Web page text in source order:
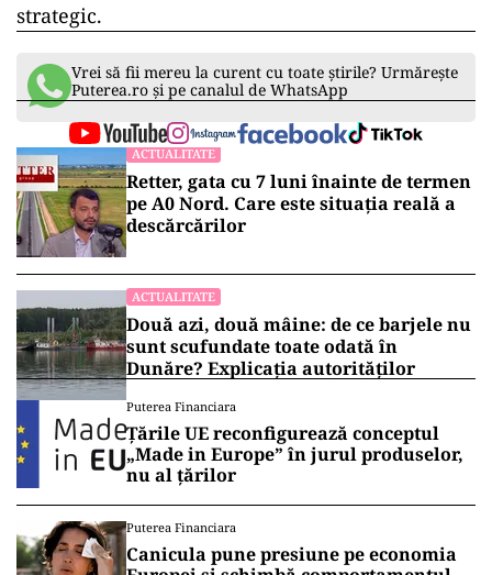
strategic.
Vrei să fii mereu la curent cu toate știrile? Urmărește
Puterea.ro și pe canalul de WhatsApp
ACTUALITATE
Retter, gata cu 7 luni înainte de termen
pe A0 Nord. Care este situația reală a
descărcărilor
ACTUALITATE
Două azi, două mâine: de ce barjele nu
sunt scufundate toate odată în
Dunăre? Explicația autorităților
Puterea Financiara
Țările UE reconfigurează conceptul
„Made in Europe” în jurul produselor,
nu al țărilor
Puterea Financiara
Canicula pune presiune pe economia